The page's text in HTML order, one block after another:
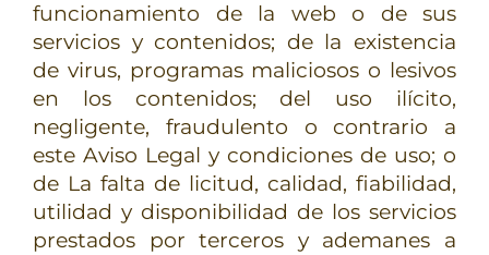
funcionamiento de la web o de sus
servicios y contenidos; de la existencia
de virus, programas maliciosos o lesivos
en los contenidos; del uso ilícito,
negligente, fraudulento o contrario a
este Aviso Legal y condiciones de uso; o
de La falta de licitud, calidad, fiabilidad,
utilidad y disponibilidad de los servicios
prestados por terceros y ademanes a